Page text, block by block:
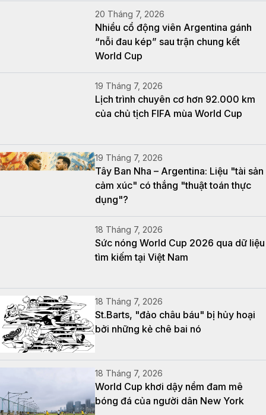
20 Tháng 7, 2026
Nhiều cổ động viên Argentina gánh
“nỗi đau kép” sau trận chung kết
World Cup
19 Tháng 7, 2026
Lịch trình chuyên cơ hơn 92.000 km
của chủ tịch FIFA mùa World Cup
19 Tháng 7, 2026
Tây Ban Nha – Argentina: Liệu "tài sản
cảm xúc" có thắng "thuật toán thực
dụng"?
18 Tháng 7, 2026
Sức nóng World Cup 2026 qua dữ liệu
tìm kiếm tại Việt Nam
18 Tháng 7, 2026
St.Barts, "đảo châu báu" bị hủy hoại
bởi những kẻ chê bai nó
18 Tháng 7, 2026
World Cup khơi dậy nềm đam mê
bóng đá của người dân New York